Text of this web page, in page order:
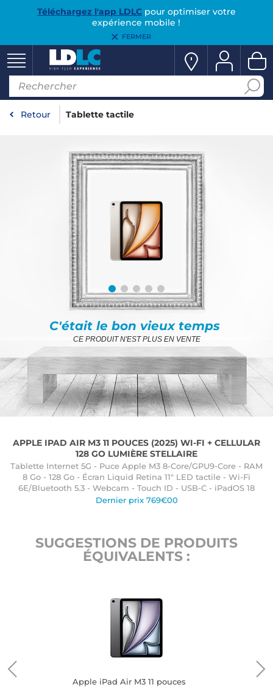
Téléchargez l'app LDLCpour optimiser votre
expérience mobile !
FERMER
Retour Tablette tactile
C'était le bon vieux temps
CE PRODUIT N'EST PLUS EN VENTE
APPLE IPAD AIR M3 11 POUCES (2025) WI-FI + CELLULAR
128 GO LUMIÈRE STELLAIRE
Tablette Internet 5G - Puce Apple M3 8-Core/GPU9-Core - RAM
8 Go - 128 Go - Écran Liquid Retina 11" LED tactile - Wi-Fi
6E/Bluetooth 5.3 - Webcam - Touch ID - USB-C - iPadOS 18
Dernier prix 769€00
SUGGESTIONS DE PRODUITS
ÉQUIVALENTS :
Apple iPad Air M3 11 pouces